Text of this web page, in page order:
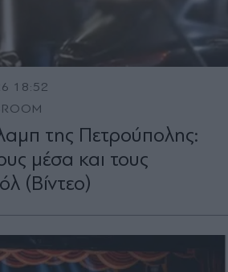
18:52
της Πετρούπολης:
μέσα και τους
(Βίντεο)